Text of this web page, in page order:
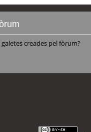
creades pel fòrum?